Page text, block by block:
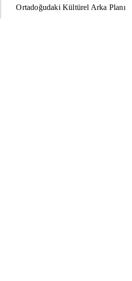
Ortadoğudaki Kültürel Arka Planı